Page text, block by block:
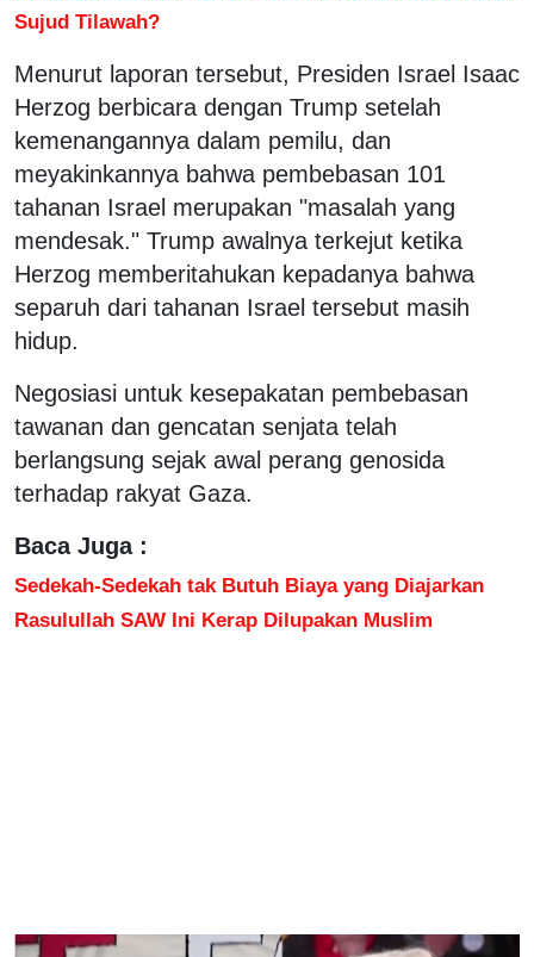
Sujud Tilawah?
Menurut laporan tersebut, Presiden Israel Isaac
Herzog berbicara dengan Trump setelah
kemenangannya dalam pemilu, dan
meyakinkannya bahwa pembebasan 101
tahanan Israel merupakan "masalah yang
mendesak." Trump awalnya terkejut ketika
Herzog memberitahukan kepadanya bahwa
separuh dari tahanan Israel tersebut masih
hidup.
Negosiasi untuk kesepakatan pembebasan
tawanan dan gencatan senjata telah
berlangsung sejak awal perang genosida
terhadap rakyat Gaza.
Baca Juga :
Sedekah-Sedekah tak Butuh Biaya yang Diajarkan
Rasulullah SAW Ini Kerap Dilupakan Muslim